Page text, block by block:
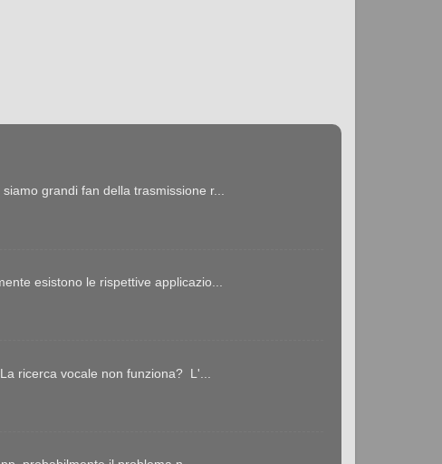
grandi fan della trasmissione r...
esistono le rispettive applicazio...
ricerca vocale non funziona? L'...